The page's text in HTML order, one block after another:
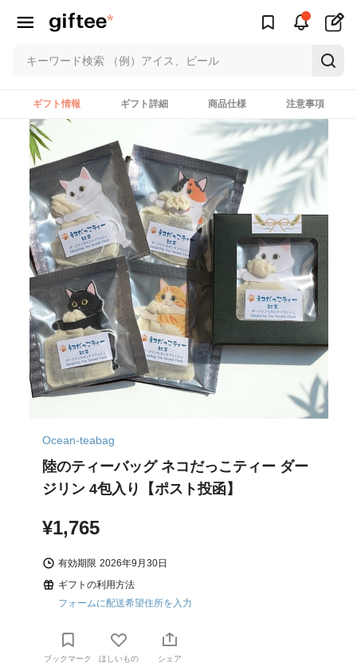
ギフト情報 ギフト詳細 商品仕様 注意事項
Ocean-teabag
陸のティーバッグ ネコだっこティー ダー
ジリン 4包入り【ポスト投函】
¥1,765
有効期限 2026年9月30日
ギフトの利用方法
フォームに配送希望住所を入力
ブックマーク ほしいもの シェア